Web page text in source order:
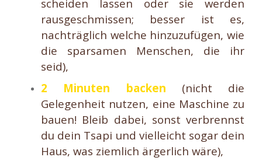
scheiden lassen oder sie werden
rausgeschmissen; besser ist es,
nachträglich welche hinzuzufügen, wie
die sparsamen Menschen, die ihr
seid),
2 Minuten backen (nicht die
Gelegenheit nutzen, eine Maschine zu
bauen! Bleib dabei, sonst verbrennst
du dein Tsapi und vielleicht sogar dein
Haus, was ziemlich ärgerlich wäre),